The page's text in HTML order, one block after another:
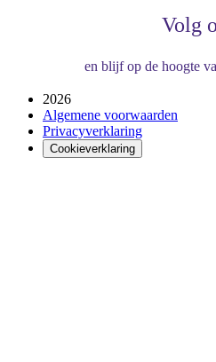
Volg
en blijf op de hoogte
2026
Algemene voorwaarden
Privacyverklaring
Cookieverklaring